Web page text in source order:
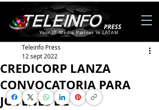
Your IT Media Partner in LATAM
CREDICORP LANZA
CONVOCATORIA PARA
JÓVENES DE
Teleinfo Press
12 sept 2022